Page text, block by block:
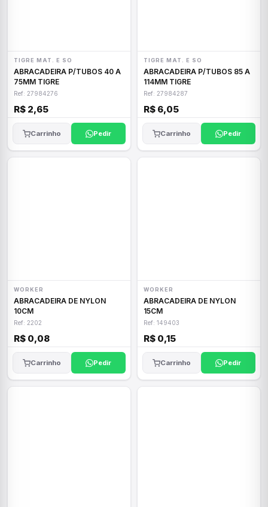
TIGRE MAT. E SO
ABRACADEIRA P/TUBOS 40 A
75MM TIGRE
Ref: 27984276
R$ 2,65
Carrinho Pedir
TIGRE MAT. E SO
ABRACADEIRA P/TUBOS 85 A
114MM TIGRE
Ref: 27984287
R$ 6,05
Carrinho Pedir
WORKER
ABRACADEIRA DE NYLON
10CM
Ref: 2202
R$ 0,08
Carrinho Pedir
WORKER
ABRACADEIRA DE NYLON
15CM
Ref: 149403
R$ 0,15
Carrinho Pedir